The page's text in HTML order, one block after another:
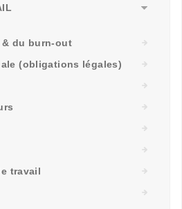
du burn-out
(obligations légales)
travail